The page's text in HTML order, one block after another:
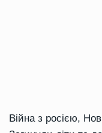
Війна з росією,